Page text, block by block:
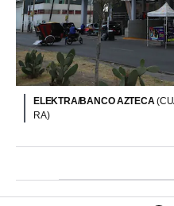
ELEKTRA/BANCO AZTECA
RA)